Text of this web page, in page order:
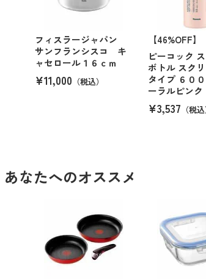
フィスラージャパン
サンフランシスコ キ
ャセロール１６ｃｍ
¥11,000 （税込）
【46%OFF】
ピーコック
ボトル スク
タイプ ６０
ーラルピンク
¥3,537 （税込
あなたへのオススメ